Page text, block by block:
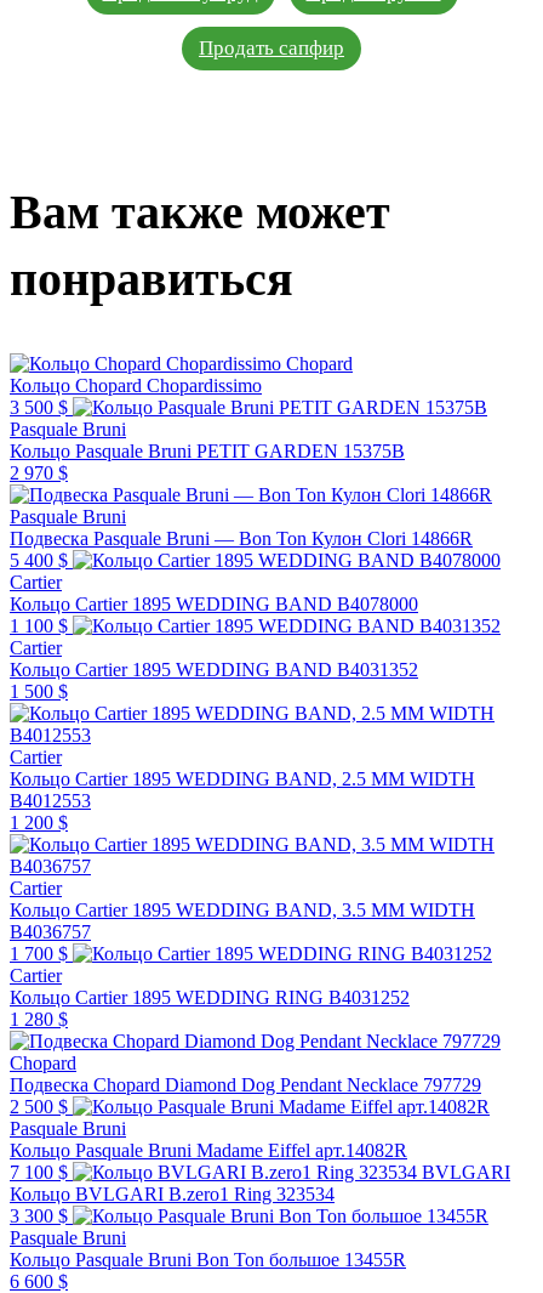
Продать сапфир
Вам также может
понравиться
Chopard
Кольцо Chopard Chopardissimo
3 500 $
Pasquale Bruni
Кольцо Pasquale Bruni PETIT GARDEN 15375B
2 970 $
Pasquale Bruni
Подвеска Pasquale Bruni — Bon Ton Кулон Clori 14866R
5 400 $
Cartier
Кольцо Cartier 1895 WEDDING BAND B4078000
1 100 $
Cartier
Кольцо Cartier 1895 WEDDING BAND B4031352
1 500 $
Cartier
Кольцо Cartier 1895 WEDDING BAND, 2.5 MM WIDTH
B4012553
1 200 $
Cartier
Кольцо Cartier 1895 WEDDING BAND, 3.5 MM WIDTH
B4036757
1 700 $
Cartier
Кольцо Cartier 1895 WEDDING RING B4031252
1 280 $
Chopard
Подвеска Chopard Diamond Dog Pendant Necklace 797729
2 500 $
Pasquale Bruni
Кольцо Pasquale Bruni Madame Eiffel арт.14082R
7 100 $
BVLGARI
Кольцо BVLGARI B.zero1 Ring 323534
3 300 $
Pasquale Bruni
Кольцо Pasquale Bruni Bon Ton большое 13455R
6 600 $